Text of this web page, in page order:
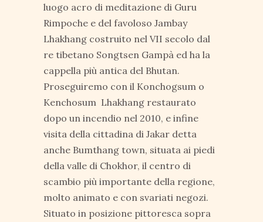
luogo acro di meditazione di Guru
Rimpoche e del favoloso Jambay
Lhakhang costruito nel VII secolo dal
re tibetano Songtsen Gampà ed ha la
cappella più antica del Bhutan.
Proseguiremo con il Konchogsum o
Kenchosum Lhakhang restaurato
dopo un incendio nel 2010, e infine
visita della cittadina di Jakar detta
anche Bumthang town, situata ai piedi
della valle di Chokhor, il centro di
scambio più importante della regione,
molto animato e con svariati negozi.
Situato in posizione pittoresca sopra